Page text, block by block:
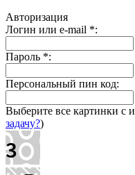
Авторизация
Логин или e-mail *:
Пароль *:
Персональный пин код:
Выберите все картинки с
задачу?)